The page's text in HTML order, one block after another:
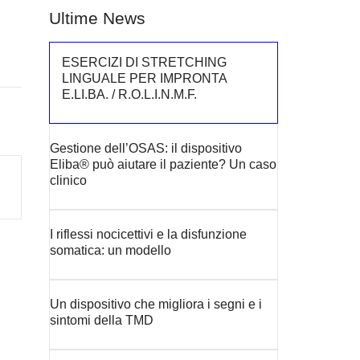
Ultime News
ESERCIZI DI STRETCHING
LINGUALE PER IMPRONTA
E.LI.BA. / R.O.L.I.N.M.F.
Gestione dell’OSAS: il dispositivo
Eliba® può aiutare il paziente? Un caso
clinico
I riflessi nocicettivi e la disfunzione
somatica: un modello
Un dispositivo che migliora i segni e i
sintomi della TMD